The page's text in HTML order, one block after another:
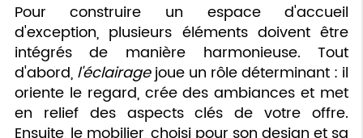
Pour construire un espace d'accueil
d'exception, plusieurs éléments doivent être
intégrés de manière harmonieuse. Tout
d'abord, l'éclairagejoue un rôle déterminant : il
oriente le regard, crée des ambiances et met
en relief des aspects clés de votre offre.